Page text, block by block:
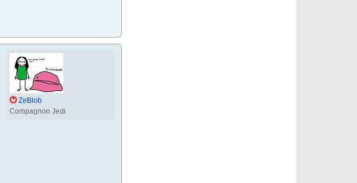
ZeBlob
Compagnon Jedi